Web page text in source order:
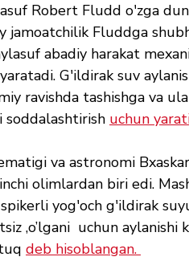
Robert Fludd o'zga
jamoatchilik Fluddga
abadiy harakat
G'ildirak suv
ravishda tashishga va
soddalashtirish uchun
va astronomi
olimlardan biri edi.
yog'och g'ildirak
,o’lgani  uchun
deb hisoblangan.